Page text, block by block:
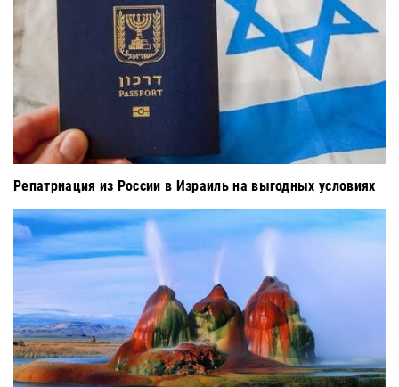
Репатриация из России в Израиль на выгодных условиях